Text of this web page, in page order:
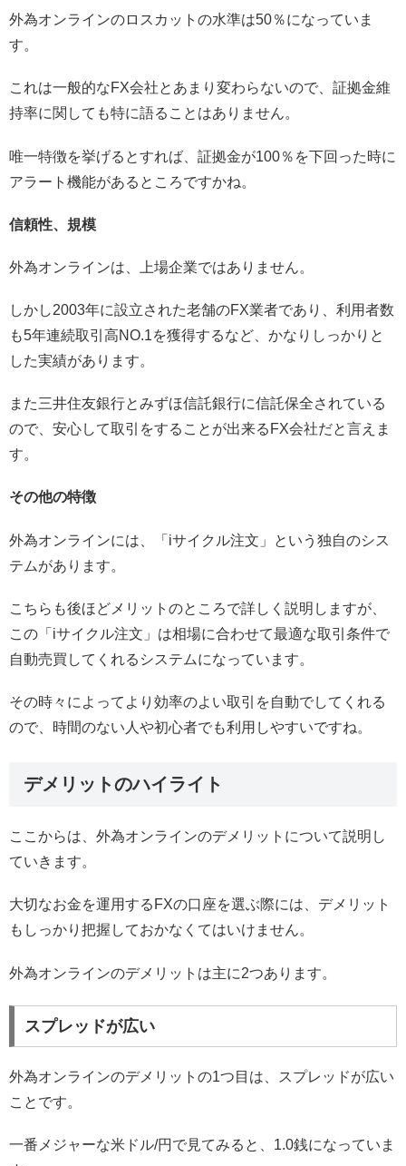
外為オンラインのロスカットの水準は50％になっていま
す。
これは一般的なFX会社とあまり変わらないので、証拠金維
持率に関しても特に語ることはありません。
唯一特徴を挙げるとすれば、証拠金が100％を下回った時に
アラート機能があるところですかね。
信頼性、規模
外為オンラインは、上場企業ではありません。
しかし2003年に設立された老舗のFX業者であり、利用者数
も5年連続取引高NO.1を獲得するなど、かなりしっかりと
した実績があります。
また三井住友銀行とみずほ信託銀行に信託保全されている
ので、安心して取引をすることが出来るFX会社だと言えま
す。
その他の特徴
外為オンラインには、「iサイクル注文」という独自のシス
テムがあります。
こちらも後ほどメリットのところで詳しく説明しますが、
この「iサイクル注文」は相場に合わせて最適な取引条件で
自動売買してくれるシステムになっています。
その時々によってより効率のよい取引を自動でしてくれる
ので、時間のない人や初心者でも利用しやすいですね。
デメリットのハイライト
ここからは、外為オンラインのデメリットについて説明し
ていきます。
大切なお金を運用するFXの口座を選ぶ際には、デメリット
もしっかり把握しておかなくてはいけません。
外為オンラインのデメリットは主に2つあります。
スプレッドが広い
外為オンラインのデメリットの1つ目は、スプレッドが広い
ことです。
一番メジャーな米ドル/円で見てみると、1.0銭になっていま